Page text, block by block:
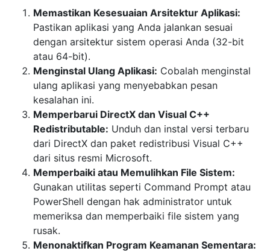
Memastikan Kesesuaian Arsitektur Aplikasi:
Pastikan aplikasi yang Anda jalankan sesuai
dengan arsitektur sistem operasi Anda (32-bit
atau 64-bit).
Menginstal Ulang Aplikasi: Cobalah menginstal
ulang aplikasi yang menyebabkan pesan
kesalahan ini.
Memperbarui DirectX dan Visual C++
Redistributable: Unduh dan instal versi terbaru
dari DirectX dan paket redistribusi Visual C++
dari situs resmi Microsoft.
Memperbaiki atau Memulihkan File Sistem:
Gunakan utilitas seperti Command Prompt atau
PowerShell dengan hak administrator untuk
memeriksa dan memperbaiki file sistem yang
rusak.
Menonaktifkan Program Keamanan Sementara: